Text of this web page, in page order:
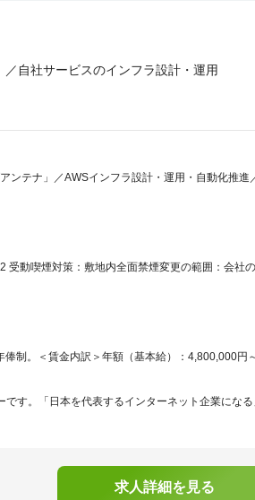
／自社サービスのインフラ設計・運用
ンテナ」／AWSインフラ設計・運用・自動化推進
受動喫煙対策：敷地内全面禁煙変更の範囲：会社
制。＜賃金内訳＞年額（基本給）：4,800,000円
す。「日本を代表するインターネット企業にな
求人詳細を見る